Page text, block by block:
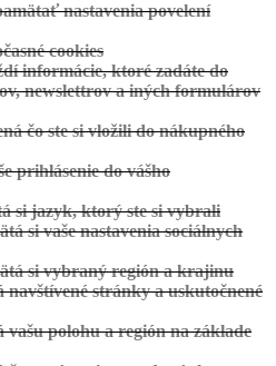
nastavenia povelení
cookies
informácie, ktoré zadáte do
newslettrov a iných formulárov
čo ste si vložili do nákupného
prihlásenie do vášho
si jazyk, ktorý ste si vybrali
si vaše nastavenia sociálnych
si vybraný región a krajinu
stránky a uskutočnené
polohu a región na základe